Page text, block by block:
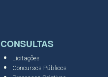
CONSULTAS
Licitações
Concursos Públicos